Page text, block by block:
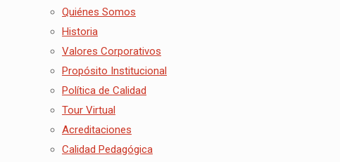
Quiénes Somos
Historia
Valores Corporativos
Propósito Institucional
Política de Calidad
Tour Virtual
Acreditaciones
Calidad Pedagógica